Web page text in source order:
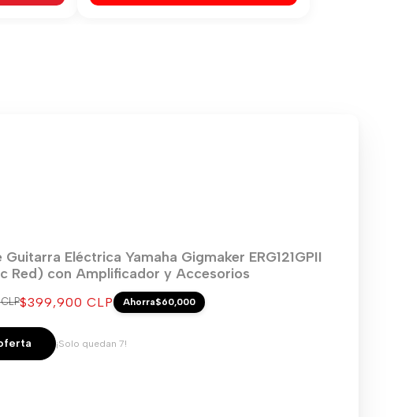
Guitarra Eléctrica Yamaha Gigmaker ERG121GPII
Red) con Amplificador y Accesorios
Precio
venta
$399,900 CLP Ahorra$60,000
¡Solo quedan 7!